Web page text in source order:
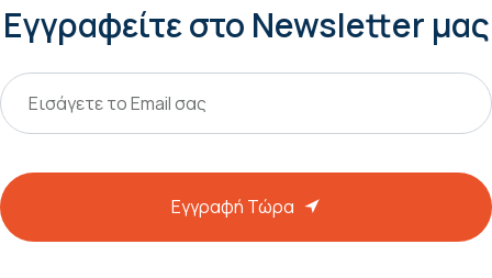
Εγγραφείτε στο Newsletter μας
Εγγραφή Τώρα